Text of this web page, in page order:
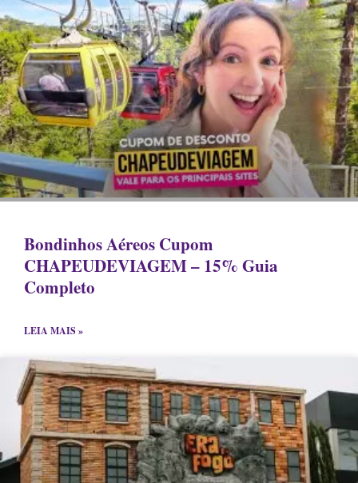
Bondinhos Aéreos Cupom
CHAPEUDEVIAGEM – 15% Guia
Completo
LEIA MAIS »